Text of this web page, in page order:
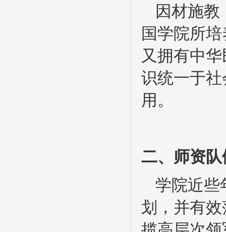
因材施
国学院所
又拥有中
识统一于
用。
二、师资队
学院近些
划，并有